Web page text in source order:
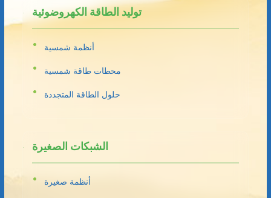
توليد الطاقة الكهروضوئية
أنظمة شمسية
محطات طاقة شمسية
حلول الطاقة المتجددة
الشبكات الصغيرة
أنظمة صغيرة